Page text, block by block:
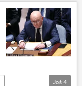
Još 4